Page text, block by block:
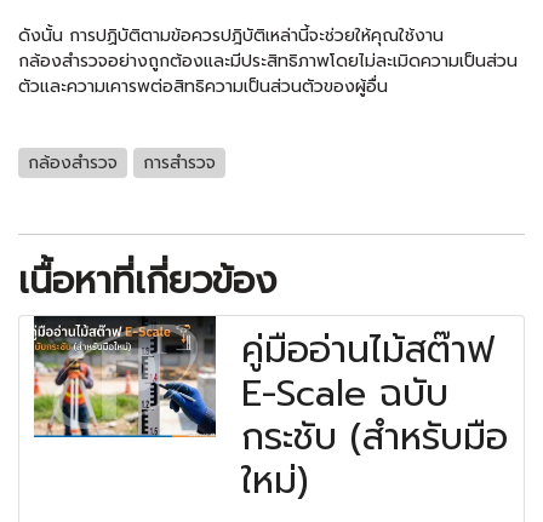
ดังนั้น การปฏิบัติตามข้อควรปฎิบัติเหล่านี้จะช่วยให้คุณใช้งาน
กล้องสำรวจอย่างถูกต้องและมีประสิทธิภาพโดยไม่ละเมิดความเป็นส่วน
ตัวและความเคารพต่อสิทธิความเป็นส่วนตัวของผู้อื่น
กล้องสำรวจ การสำรวจ
เนื้อหาที่เกี่ยวข้อง
คู่มืออ่านไม้สต๊าฟ
E-Scale ฉบับ
กระชับ (สำหรับมือ
ใหม่)